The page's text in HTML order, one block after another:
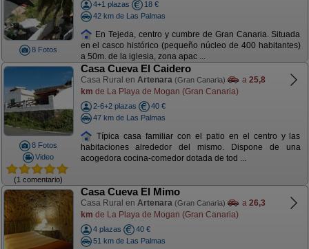
8 Fotos
4+1 plazas
18 €
42 km de Las Palmas
En Tejeda, centro y cumbre de Gran Canaria. Situada
en el casco histórico (pequeño núcleo de 400 habitantes)
a 50m. de la iglesia, zona apac ...
8 Fotos
Video
(1 comentario)
Casa Cueva El Caidero
Casa Rural en Artenara (Gran Canaria) a 25,8
km de La Playa de Mogan (Gran Canaria)
2-6+2 plazas
40 €
47 km de Las Palmas
Típica casa familiar con el patio en el centro y las
habitaciones alrededor del mismo. Dispone de una
acogedora cocina-comedor dotada de tod ...
Casa Cueva El Mimo
Casa Rural en Artenara (Gran Canaria) a 26,3
km de La Playa de Mogan (Gran Canaria)
4 plazas
40 €
51 km de Las Palmas